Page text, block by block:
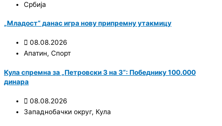
Србија
„Младост“ данас игра нову припремну утакмицу
08.08.2026
Апатин, Спорт
Кула спремна за „Петровски 3 на 3“: Победнику 100.000
динара
08.08.2026
Западнобачки округ, Кула